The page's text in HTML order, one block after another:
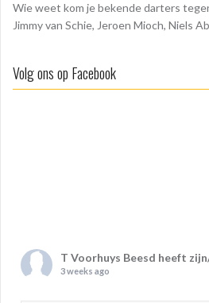
Wie weet kom je bekende darters
Jimmy van Schie, Jeroen Mioch, Niels
Volg ons op Facebook
T Voorhuys Beesd heeft
3 weeks ago